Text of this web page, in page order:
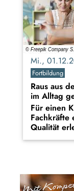
Mi.,
Fortbildung
Raus aus
im Alltag
Für einen
Fachkräfte
Qualität